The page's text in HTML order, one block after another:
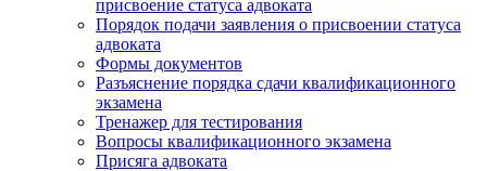
присвоение статуса адвоката
Порядок подачи заявления о присвоении статуса
адвоката
Формы документов
Разъяснение порядка сдачи квалификационного
экзамена
Тренажер для тестирования
Вопросы квалификационного экзамена
Присяга адвоката